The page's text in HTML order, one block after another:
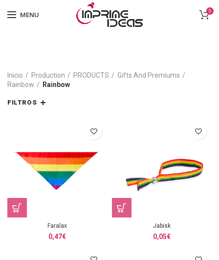
MENU 0
Inicio Production PRODUCTS
Gifts And Premiums
Rainbow
Rainbow
FILTROS
Faralax
0,47€
Jabisk
0,05€